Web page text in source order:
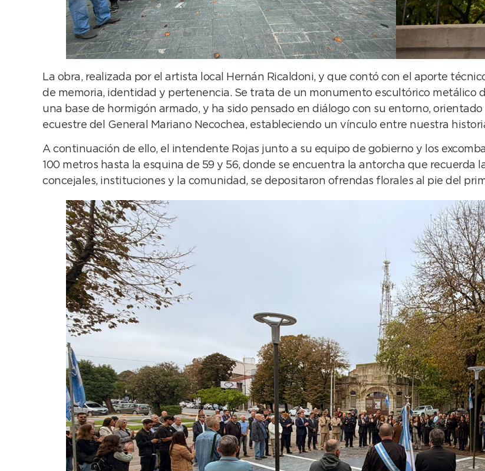
La obra, realizada por el artista local Hernán Ricaldoni, y que contó con el aporte
de memoria, identidad y pertenencia. Se trata de un monumento escultórico metálico
una base de hormigón armado, y ha sido pensado en diálogo con su entorno,
ecuestre del General Mariano Necochea, estableciendo un vínculo entre nuestra
A continuación de ello, el intendente Rojas junto a su equipo de gobierno y los
100 metros hasta la esquina de 59 y 56, donde se encuentra la antorcha que recuerda
concejales, instituciones y la comunidad, se depositaron ofrendas florales al pie del